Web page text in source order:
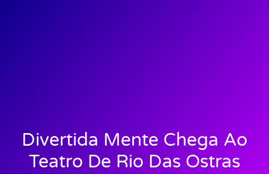
Divertida Mente Chega Ao
Teatro De Rio Das Ostras